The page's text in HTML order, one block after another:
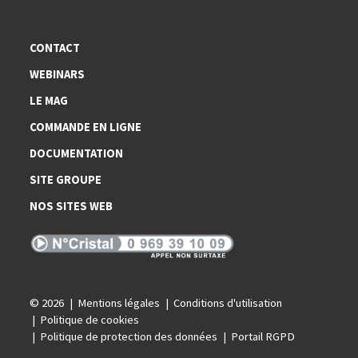
CONTACT
WEBINARS
LE MAG
COMMANDE EN LIGNE
DOCUMENTATION
SITE GROUPE
NOS SITES WEB
© 2026 Mentions légales
Conditions d'utilisation
Politique de cookies
Politique de protection des données
Portail RGPD